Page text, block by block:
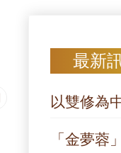
最新
以雙修為
「金夢蓉